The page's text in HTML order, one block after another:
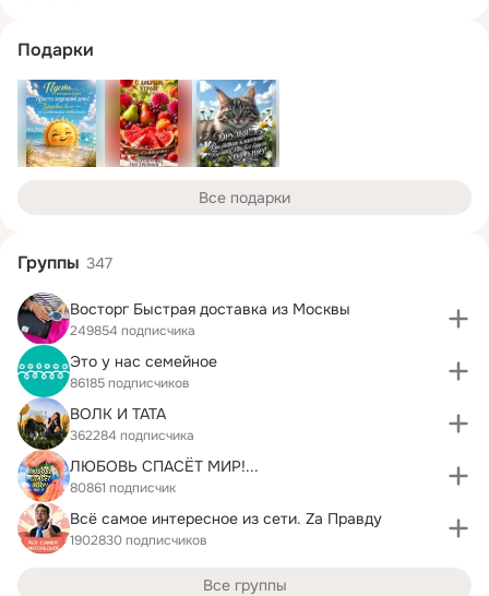
Подарки
Все подарки
Группы 347
Восторг Быстрая доставка из Москвы
249854 подписчика
Это у нас семейное
86185 подписчиков
ВОЛК И ТАТА
362284 подписчика
ЛЮБОВЬ СПАСЁТ МИР!...
80861 подписчик
Всё самое интересное из сети. Zа Правду
1902830 подписчиков
Все группы